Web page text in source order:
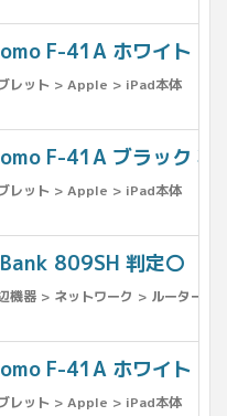
F-41A ホワイト
レット > Apple > iPad本体
F-41A ブラック
レット > Apple > iPad本体
809SH 判定〇
機器 > ネットワーク > ルーター
F-41A ホワイト
レット > Apple > iPad本体